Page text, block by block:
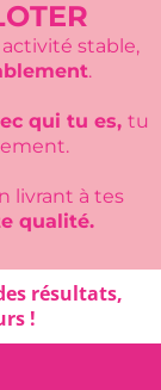
stable,
.
qui tu es, tu
livrant à tes
qualité.
résultats,
!